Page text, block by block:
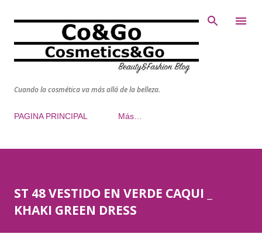
Cuando la cosmética va más allá de la belleza.
PAGINA PRINCIPAL Más…
ST 48 VESTIDO EN VERDE CAQUI _
KHAKI GREEN DRESS